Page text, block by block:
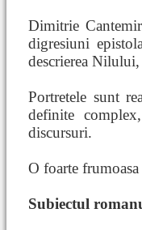
Dimitrie
digresiuni
descrierea
Portretele sunt
definite
discursuri.
O foarte
Subiectul